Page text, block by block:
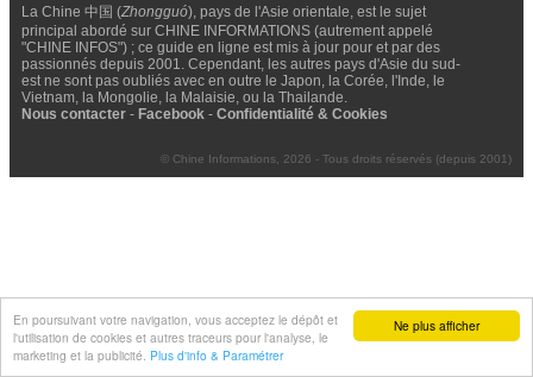
Ne plus afficher
En poursuivant votre navigation, vous acceptez le dépôt et
l'utilisation de cookies et autres traceurs pour l'analyse, le
marketing et la publicité. Plus d'info & Paramétrer
La Chine 中国 (Zhongguó), pays de l'Asie orientale, est le sujet
principal abordé sur CHINE INFORMATIONS (autrement appelé
"CHINE INFOS") ; ce guide en ligne est mis à jour pour et par des
passionnés depuis 2001. Cependant, les autres pays d'Asie du sud-
est ne sont pas oubliés avec en outre le Japon, la Corée, l'Inde, le
Vietnam, la Mongolie, la Malaisie, ou la Thailande.
Nous contacter - Facebook - Confidentialité & Cookies
© Chine Informations, 2026 - Tous droits réservés (depuis 2001)